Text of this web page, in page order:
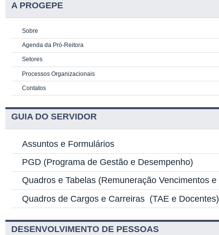
A PROGEPE
Sobre
Agenda da Pró-Reitora
Setores
Processos Organizacionais
Contatos
GUIA DO SERVIDOR
Assuntos e Formulários
PGD (Programa de Gestão e Desempenho)
Quadros e Tabelas (Remuneração Vencimentos
Quadros de Cargos e Carreiras (TAE e Docentes)
DESENVOLVIMENTO DE PESSOAS